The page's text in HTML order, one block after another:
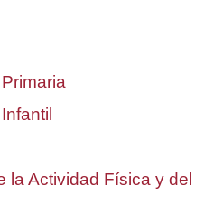
la Actividad Física y del